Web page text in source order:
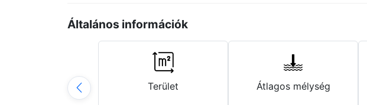
Általános információk
Terület Átlagos mélység